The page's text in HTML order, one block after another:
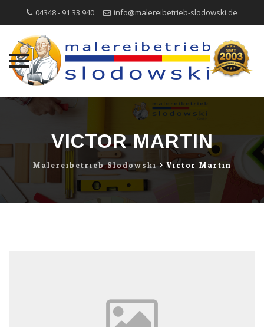
04348 - 91 33 940 info@malereibetrieb-slodowski.de
Direkt
VICTOR MARTIN
Malereibetrieb Slodowski >Victor Martin